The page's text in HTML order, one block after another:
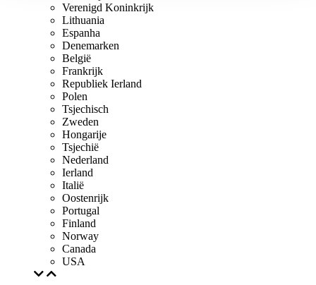
Verenigd Koninkrijk
Lithuania
Espanha
Denemarken
België
Frankrijk
Republiek Ierland
Polen
Tsjechisch
Zweden
Hongarije
Tsjechië
Nederland
Ierland
Italië
Oostenrijk
Portugal
Finland
Norway
Canada
USA